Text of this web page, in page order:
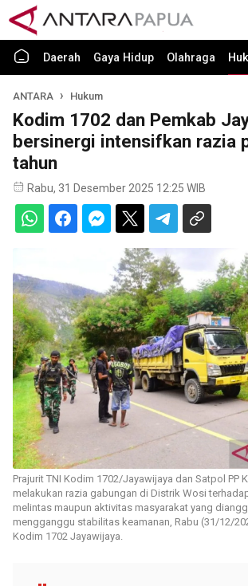
Daerah Gaya Hidup Olahraga
ANTARA Hukum
Kodim 1702 dan Pemkab
bersinergi intensifkan razia
tahun
Rabu, 31 Desember 2025 12:25 WIB
Prajurit TNI Kodim 1702/Jayawijaya dan Satpol PP
melakukan razia gabungan di Distrik Wosi
melintas maupun aktivitas masyarakat yang
mengganggu stabilitas keamanan, Rabu (31/12/
Kodim 1702 Jayawijaya.